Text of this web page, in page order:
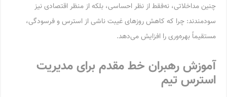
چنین مداخلاتی، نه‌فقط از نظر احساسی، بلکه از منظر اقتصادی نیز
سودمندند: چرا که کاهش روزهای غیبت ناشی از استرس و فرسودگی،
مستقیماً بهره‌وری را افزایش می‌دهد.
آموزش رهبران خط مقدم برای مدیریت
استرس تیم